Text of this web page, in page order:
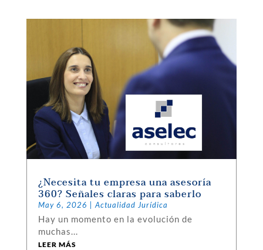
¿Necesita tu empresa una asesoría
360? Señales claras para saberlo
May 6, 2026 Actualidad Jurídica
Hay un momento en la evolución de
muchas...
LEER MÁS